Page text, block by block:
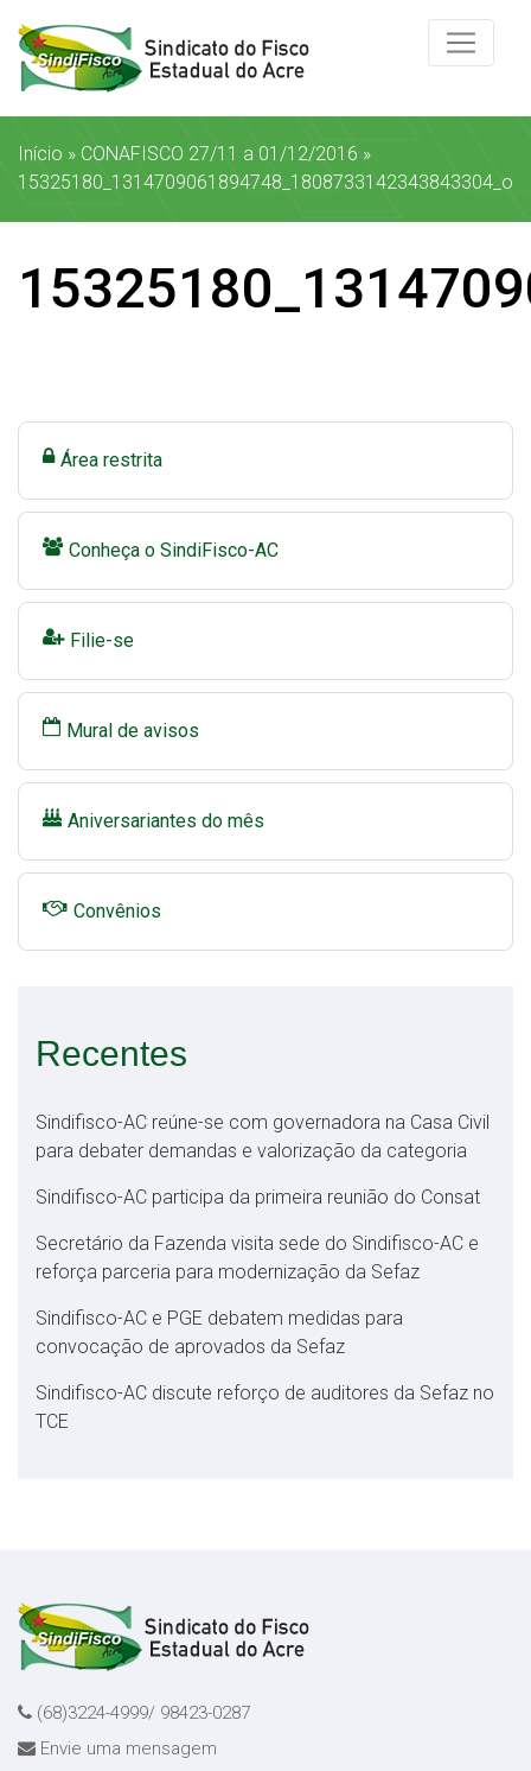
Início » CONAFISCO 27/11 a 01/12/2016 »
15325180_1314709061894748_1808733142343843304_o
Área restrita
Conheça o SindiFisco-AC
Filie-se
Mural de avisos
Aniversariantes do mês
Convênios
Recentes
Sindifisco-AC reúne-se com governadora na Casa Civil
para debater demandas e valorização da categoria
Sindifisco-AC participa da primeira reunião do Consat
Secretário da Fazenda visita sede do Sindifisco-AC e
reforça parceria para modernização da Sefaz
Sindifisco-AC e PGE debatem medidas para
convocação de aprovados da Sefaz
Sindifisco-AC discute reforço de auditores da Sefaz no
TCE
(68)3224-4999/ 98423-0287
Envie uma mensagem